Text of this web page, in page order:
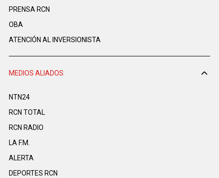
PRENSA RCN
OBA
ATENCIÓN AL INVERSIONISTA
MEDIOS ALIADOS
NTN24
RCN TOTAL
RCN RADIO
LA F.M.
ALERTA
DEPORTES RCN